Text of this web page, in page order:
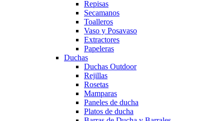
Repisas
Secamanos
Toalleros
Vaso y Posavaso
Extractores
Papeleras
Duchas
Duchas Outdoor
Rejillas
Rosetas
Mamparas
Paneles de ducha
Platos de ducha